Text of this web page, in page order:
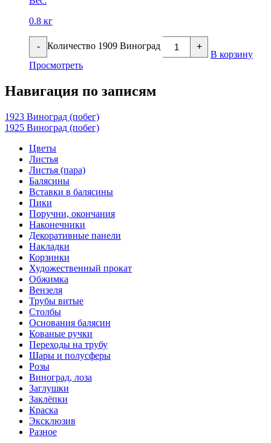
0.8 кг
- Количество 1909 Виноград +
В корзину
Просмотреть
Навигация по записям
1923 Виноград (побег)
1925 Виноград (побег)
Цветы
Листья
Листья (пара)
Балясины
Вставки в балясины
Пики
Поручни, окончания
Наконечники
Декоративные панели
Накладки
Корзинки
Художественный прокат
Обжимка
Вензеля
Трубы витые
Столбы
Основания балясин
Кованые ручки
Переходы на трубу
Шары и полусферы
Розы
Виноград, лоза
Заглушки
Заклёпки
Краска
Эксклюзив
Разное